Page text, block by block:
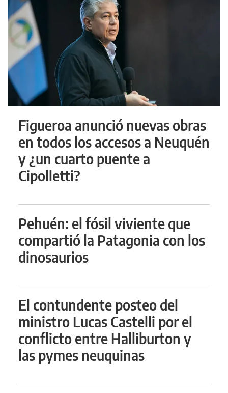
Figueroa anunció nuevas obras
en todos los accesos a Neuquén
y ¿un cuarto puente a
Cipolletti?
Pehuén: el fósil viviente que
compartió la Patagonia con los
dinosaurios
El contundente posteo del
ministro Lucas Castelli por el
conflicto entre Halliburton y
las pymes neuquinas